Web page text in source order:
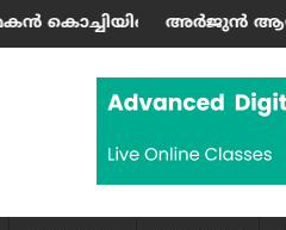
കായലിൽ ഹൗസ്ബോട്ട്
ആയങ്കിക്ക് വേണ്ടി ക്രൗഡ്